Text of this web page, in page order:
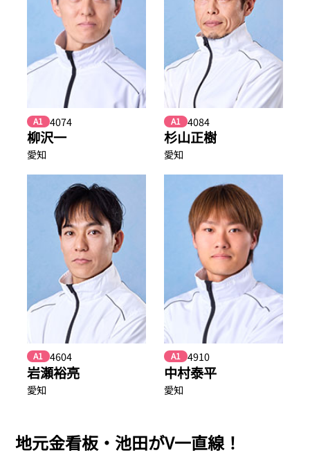
A1 4074
柳沢一
愛知
A1 4084
杉山正樹
愛知
A1 4604
岩瀬裕亮
愛知
A1 4910
中村泰平
愛知
地元金看板・池田がV一直線！